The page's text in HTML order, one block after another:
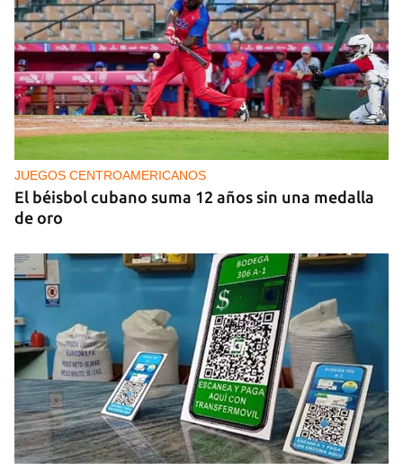
PODCAST
Cafecito informativo del viernes 7 de agosto de
2026
JUEGOS CENTROAMERICANOS
El béisbol cubano suma 12 años sin una medalla
de oro